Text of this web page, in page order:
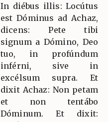
In diébus illis: Locútus
est Dóminus ad Achaz,
dicens: Pete tibi
signum a Dómino, Deo
tuo, in profúndum
inférni, sive in
excélsum supra. Et
dixit Achaz: Non petam
et non tentábo
Dóminum. Et dixit: